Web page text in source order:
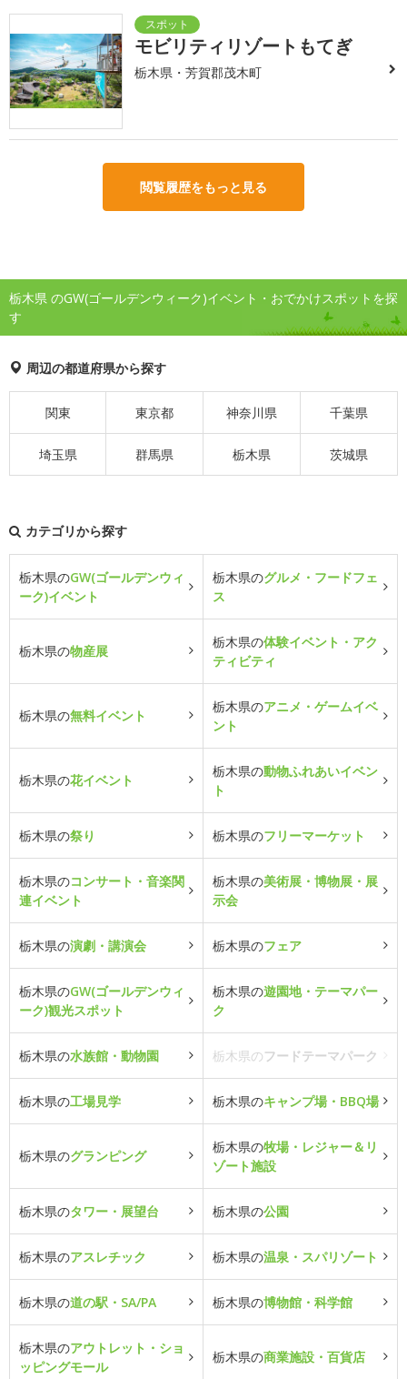
モビリティリゾートもてぎ
栃木県・芳賀郡茂木町
閲覧履歴をもっと見る
栃木県 のGW(ゴールデンウィーク)イベント・おでかけスポットを探
す
周辺の都道府県から探す
関東 東京都 神奈川県 千葉県
埼玉県 群馬県 栃木県 茨城県
カテゴリから探す
栃木県のGW(ゴールデンウィ
ーク)イベント
栃木県のグルメ・フードフェ
ス
栃木県の物産展
栃木県の体験イベント・アク
ティビティ
栃木県の無料イベント
栃木県のアニメ・ゲームイベ
ント
栃木県の花イベント
栃木県の動物ふれあいイベン
ト
栃木県の祭り 栃木県のフリーマーケット
栃木県のコンサート・音楽関
連イベント
栃木県の美術展・博物展・展
示会
栃木県の演劇・講演会 栃木県のフェア
栃木県のGW(ゴールデンウィ
ーク)観光スポット
栃木県の遊園地・テーマパー
ク
栃木県の水族館・動物園 栃木県のフードテーマパーク
栃木県の工場見学 栃木県のキャンプ場・BBQ場
栃木県のグランピング
栃木県の牧場・レジャー＆リ
ゾート施設
栃木県のタワー・展望台 栃木県の公園
栃木県のアスレチック 栃木県の温泉・スパリゾート
栃木県の道の駅・SA/PA 栃木県の博物館・科学館
栃木県のアウトレット・ショ
ッピングモール
栃木県の商業施設・百貨店